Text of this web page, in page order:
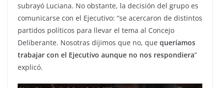
subrayó Luciana. No obstante, la decisión del grupo es
comunicarse con el Ejecutivo: “se acercaron de distintos
partidos políticos para llevar el tema al Concejo
Deliberante. Nosotras dijimos que no, que queríamos
trabajar con el Ejecutivo aunque no nos respondiera”
explicó.